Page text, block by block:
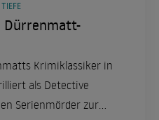
Dürrenmatt-
Krimiklassiker in
als Detective
Serienmörder zur